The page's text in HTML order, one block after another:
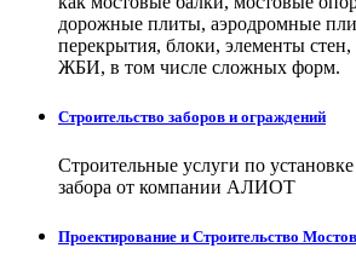
дорожные плиты, аэродромные
перекрытия, блоки, элементы
ЖБИ, в том числе сложных форм.
Строительство заборов и ограждений
Строительные услуги по
забора от компании АЛИОТ
Проектирование и Строительство Мостов